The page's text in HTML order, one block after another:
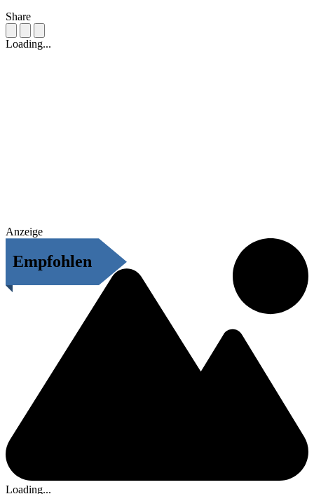
Share
Loading...
Anzeige
Empfohlen
Loading...